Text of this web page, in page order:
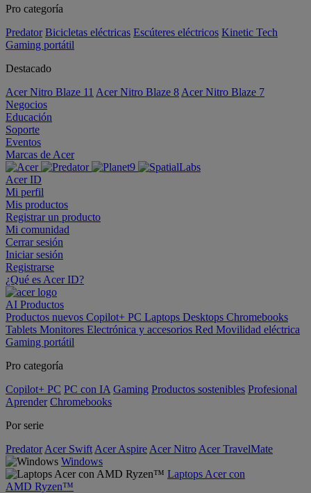
Pro categoría
Predator Bicicletas eléctricas Escúteres eléctricos Kinetic Tech
Gaming portátil
Destacado
Acer Nitro Blaze 11 Acer Nitro Blaze 8 Acer Nitro Blaze 7
Negocios
Educación
Soporte
Eventos
Marcas de Acer
Acer ID
Mi perfil
Mis productos
Registrar un producto
Mi comunidad
Cerrar sesión
Iniciar sesión
Registrarse
¿Qué es Acer ID?
AI Productos
Productos nuevos Copilot+ PC Laptops Desktops Chromebooks
Tablets Monitores Electrónica y accesorios Red Movilidad eléctrica
Gaming portátil
Pro categoría
Copilot+ PC PC con IA Gaming Productos sostenibles Profesional
Aprender Chromebooks
Por serie
Predator Acer Swift Acer Aspire Acer Nitro Acer TravelMate
Windows
Laptops Acer con
AMD Ryzen™